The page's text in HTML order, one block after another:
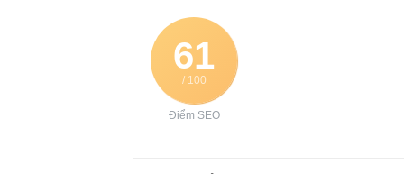
61
/ 100
Điểm SEO